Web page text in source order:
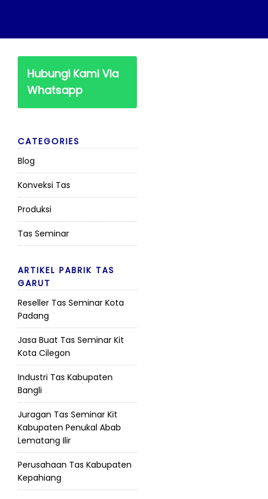
Hubungi Kami Via
Whatsapp
CATEGORIES
Blog
Konveksi Tas
Produksi
Tas Seminar
ARTIKEL PABRIK TAS
GARUT
Reseller Tas Seminar Kota
Padang
Jasa Buat Tas Seminar Kit
Kota Cilegon
Industri Tas Kabupaten
Bangli
Juragan Tas Seminar Kit
Kabupaten Penukal Abab
Lematang Ilir
Perusahaan Tas Kabupaten
Kepahiang